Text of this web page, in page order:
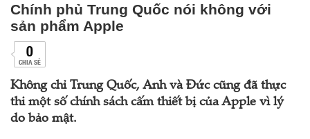
Chính phủ Trung Quốc nói không với
sản phẩm Apple
0
CHIA SẺ
Không chỉ Trung Quốc, Anh và Đức cũng đã thực
thi một số chính sách cấm thiết bị của Apple vì lý
do bảo mật.